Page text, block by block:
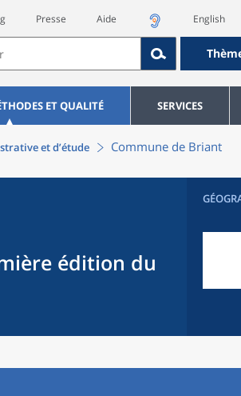
Presse Aide English
ET QUALITÉ SERVICES
et d’étude Commune de Briant
édition du